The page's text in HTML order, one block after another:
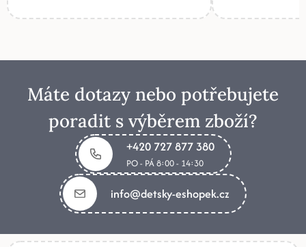
Máte dotazy nebo potřebujete
poradit s výběrem zboží?
+420 727 877 380
PO - PÁ 8:00 - 14:30
info@detsky-eshopek.cz